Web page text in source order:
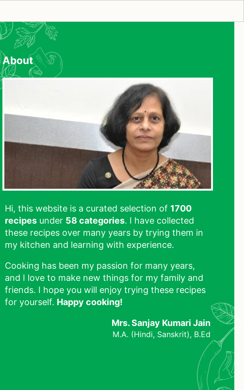
About
Hi, this website is a curated selection of 1700
recipes under 58 categories. I have collected
these recipes over many years by trying them in
my kitchen and learning with experience.
Cooking has been my passion for many years,
and I love to make new things for my family and
friends. I hope you will enjoy trying these recipes
for yourself. Happy cooking!
Mrs. Sanjay Kumari Jain
M.A. (Hindi, Sanskrit), B.Ed